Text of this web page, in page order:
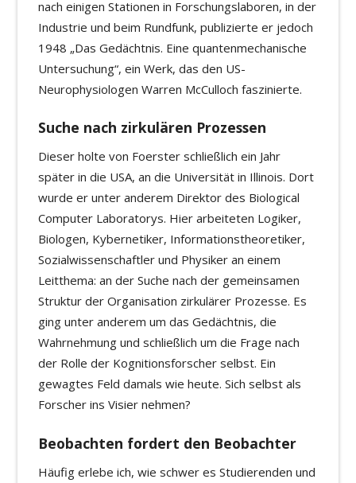
nach einigen Stationen in Forschungslaboren, in der
Industrie und beim Rundfunk, publizierte er jedoch
1948 „Das Gedächtnis. Eine quantenmechanische
Untersuchung“, ein Werk, das den US-
Neurophysiologen Warren McCulloch faszinierte.
Suche nach zirkulären Prozessen
Dieser holte von Foerster schließlich ein Jahr
später in die USA, an die Universität in Illinois. Dort
wurde er unter anderem Direktor des Biological
Computer Laboratorys. Hier arbeiteten Logiker,
Biologen, Kybernetiker, Informationstheoretiker,
Sozialwissenschaftler und Physiker an einem
Leitthema: an der Suche nach der gemeinsamen
Struktur der Organisation zirkulärer Prozesse. Es
ging unter anderem um das Gedächtnis, die
Wahrnehmung und schließlich um die Frage nach
der Rolle der Kognitionsforscher selbst. Ein
gewagtes Feld damals wie heute. Sich selbst als
Forscher ins Visier nehmen?
Beobachten fordert den Beobachter
Häufig erlebe ich, wie schwer es Studierenden und